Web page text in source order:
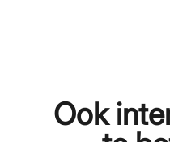
Ook